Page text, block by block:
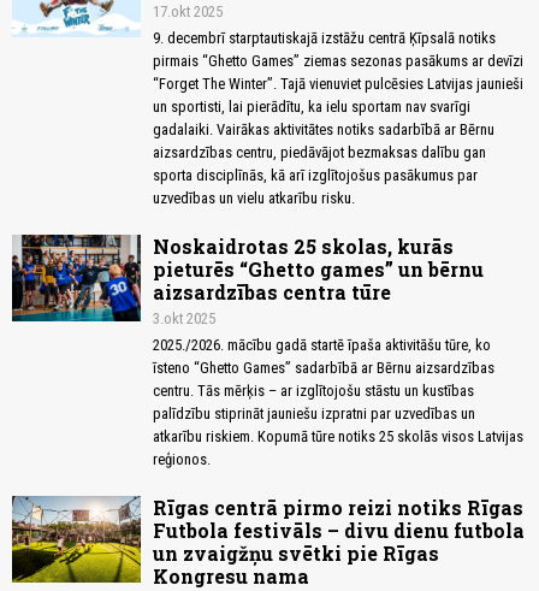
17.okt 2025
9. decembrī starptautiskajā izstāžu centrā Ķīpsalā notiks
pirmais “Ghetto Games” ziemas sezonas pasākums ar devīzi
“Forget The Winter”. Tajā vienuviet pulcēsies Latvijas jaunieši
un sportisti, lai pierādītu, ka ielu sportam nav svarīgi
gadalaiki. Vairākas aktivitātes notiks sadarbībā ar Bērnu
aizsardzības centru, piedāvājot bezmaksas dalību gan
sporta disciplīnās, kā arī izglītojošus pasākumus par
uzvedības un vielu atkarību risku.
Noskaidrotas 25 skolas, kurās
pieturēs “Ghetto games” un bērnu
aizsardzības centra tūre
3.okt 2025
2025./2026. mācību gadā startē īpaša aktivitāšu tūre, ko
īsteno “Ghetto Games” sadarbībā ar Bērnu aizsardzības
centru. Tās mērķis – ar izglītojošu stāstu un kustības
palīdzību stiprināt jauniešu izpratni par uzvedības un
atkarību riskiem. Kopumā tūre notiks 25 skolās visos Latvijas
reģionos.
Rīgas centrā pirmo reizi notiks Rīgas
Futbola festivāls – divu dienu futbola
un zvaigžņu svētki pie Rīgas
Kongresu nama